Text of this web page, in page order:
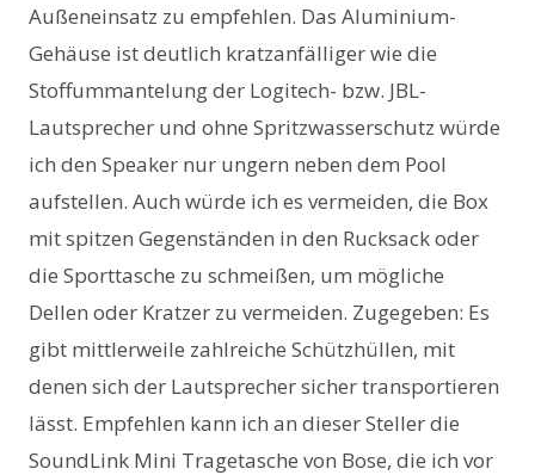
Außeneinsatz zu empfehlen. Das Aluminium-
Gehäuse ist deutlich kratzanfälliger wie die
Stoffummantelung der Logitech- bzw. JBL-
Lautsprecher und ohne Spritzwasserschutz würde
ich den Speaker nur ungern neben dem Pool
aufstellen. Auch würde ich es vermeiden, die Box
mit spitzen Gegenständen in den Rucksack oder
die Sporttasche zu schmeißen, um mögliche
Dellen oder Kratzer zu vermeiden. Zugegeben: Es
gibt mittlerweile zahlreiche Schützhüllen, mit
denen sich der Lautsprecher sicher transportieren
lässt. Empfehlen kann ich an dieser Steller die
SoundLink Mini Tragetasche von Bose, die ich vor